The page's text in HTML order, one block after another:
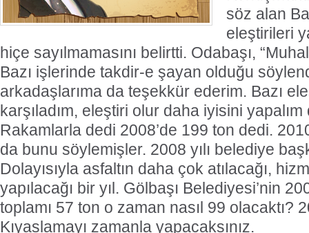
söz alan
eleştirileri
hiçe sayılmamasını belirtti. Odabaşı,
Bazı işlerinde takdir-e şayan olduğu
arkadaşlarıma da teşekkür ederim. Bazı
karşıladım, eleştiri olur daha iyisini
Rakamlarla dedi 2008’de 199 ton dedi.
da bunu söylemişler. 2008 yılı belediye
Dolayısıyla asfaltın daha çok atılacağı,
yapılacağı bir yıl. Gölbaşı Belediyesi’nin
toplamı 57 ton o zaman nasıl 99 olacaktı?
Kıyaslamayı zamanla yapacaksınız.